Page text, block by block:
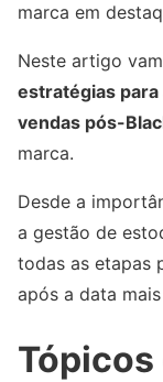
marca em
Neste artigo
estratégias
vendas pós-
marca.
Desde a
a gestão de
todas as etapas
após a data